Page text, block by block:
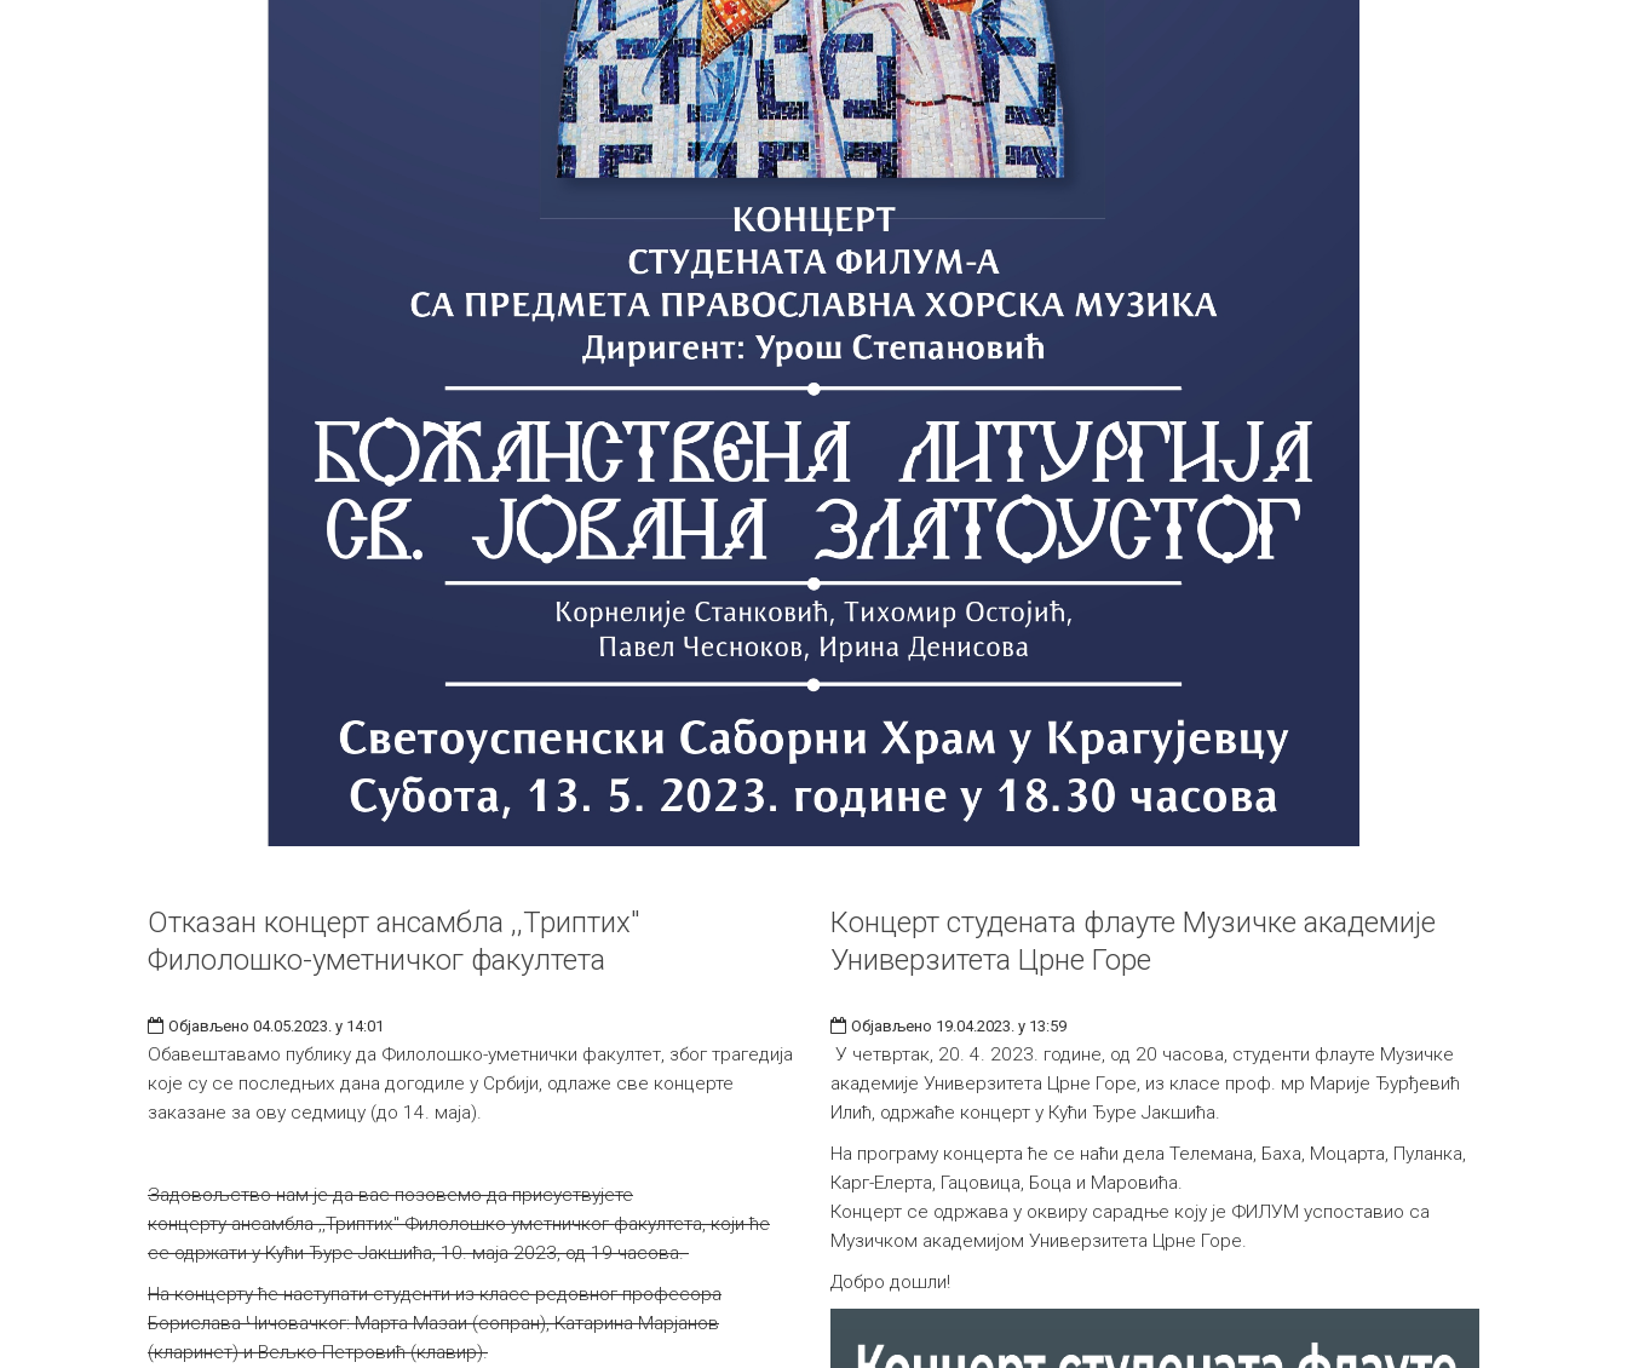
Отказан концерт ансамбла ,,Триптих"
Филолошко-уметничког факултета
Објављено 04.05.2023. у 14:01
Обавештавамо публику да Филолошко-уметнички факултет, због трагедија
које су се последњих дана догодиле у Србији, одлаже све концерте
заказане за ову седмицу (до 14. маја).
Задовољство нам је да вас позовемо да присуствујете
концерту ансамбла ,,Триптих" Филолошко-уметничког факултета, који ће
се одржати у Кући Ђуре Јакшића, 10. маја 2023, од 19 часова.
На концерту ће наступати студенти из класе редовног професора
Борислава Чичовачког: Марта Мазаи (сопран), Катарина Марјанов
(кларинет) и Вељко Петровић (клавир).
Концерт студената флауте Музичке академије
Универзитета Црне Горе
Објављено 19.04.2023. у 13:59
У четвртак, 20. 4. 2023. године, од 20 часова, студенти флауте Музичке
академије Универзитета Црне Горе, из класе проф. мр Марије Ђурђевић
Илић, одржаће концерт у Кући Ђуре Јакшића.
На програму концерта ће се наћи дела Телемана, Баха, Моцарта, Пуланка,
Карг-Елерта, Гацовица, Боца и Маровића.
Концерт се одржава у оквиру сарадње коју је ФИЛУМ успоставио са
Музичком академијом Универзитета Црне Горе.
Добро дошли!